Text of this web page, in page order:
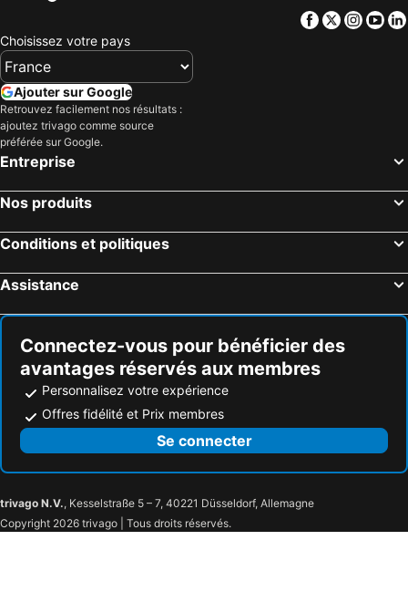
Facebook
Twitter
Choisissez votre pays
Ajouter sur Google
Retrouvez facilement nos résultats :
ajoutez trivago comme source
préférée sur Google.
Entreprise
Nos produits
Conditions et politiques
Assistance
Connectez-vous pour bénéficier des
avantages réservés aux membres
Personnalisez votre expérience
Offres fidélité et Prix membres
Se connecter
trivago N.V., Kesselstraße 5 – 7, 40221 Düsseldorf, Allemagne
Copyright 2026 trivago | Tous droits réservés.